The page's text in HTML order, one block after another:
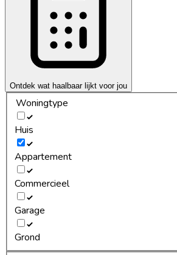
Ontdek wat haalbaar lijkt voor jou
Woningtype
Huis
Appartement
Commercieel
Garage
Grond